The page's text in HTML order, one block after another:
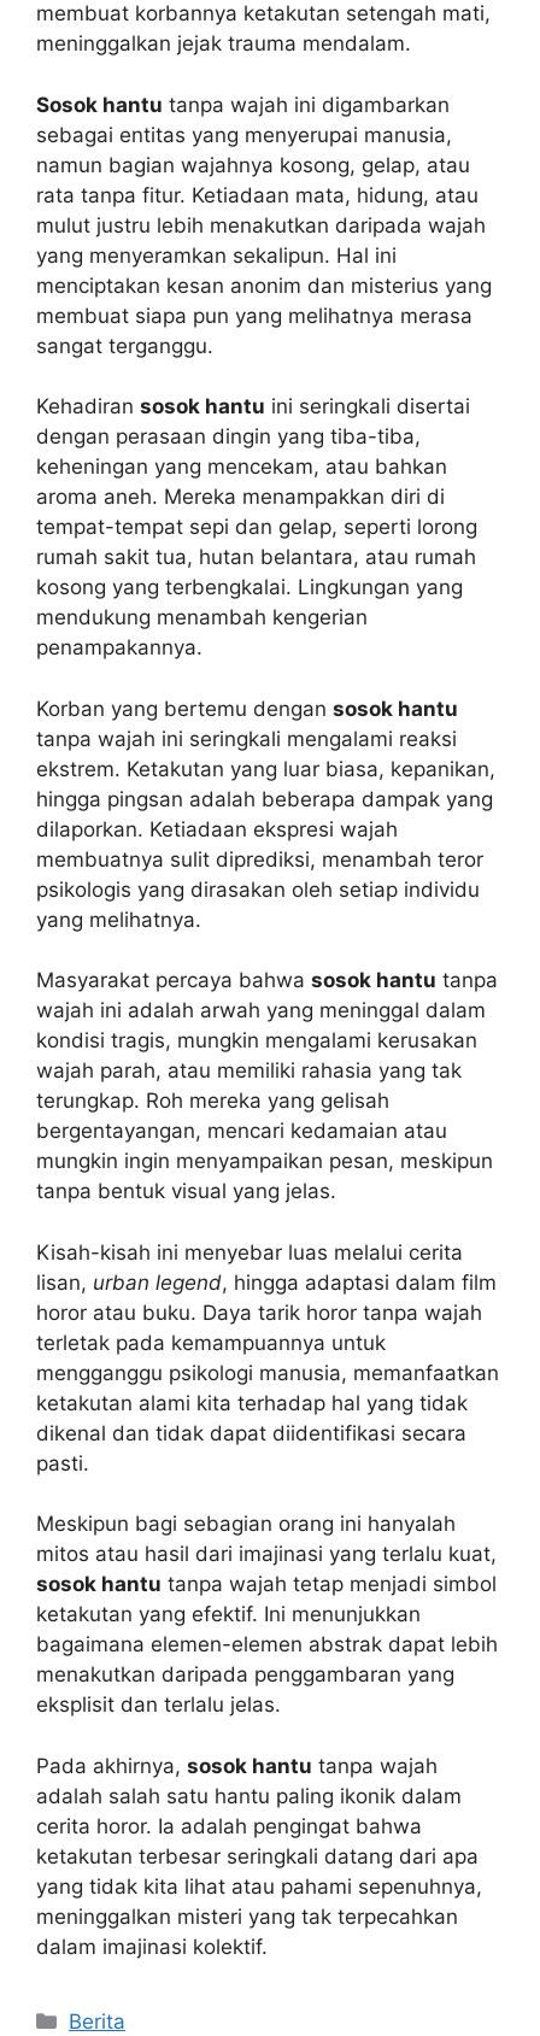
membuat korbannya ketakutan setengah mati,
meninggalkan jejak trauma mendalam.
Sosok hantu tanpa wajah ini digambarkan
sebagai entitas yang menyerupai manusia,
namun bagian wajahnya kosong, gelap, atau
rata tanpa fitur. Ketiadaan mata, hidung, atau
mulut justru lebih menakutkan daripada wajah
yang menyeramkan sekalipun. Hal ini
menciptakan kesan anonim dan misterius yang
membuat siapa pun yang melihatnya merasa
sangat terganggu.
Kehadiran sosok hantu ini seringkali disertai
dengan perasaan dingin yang tiba-tiba,
keheningan yang mencekam, atau bahkan
aroma aneh. Mereka menampakkan diri di
tempat-tempat sepi dan gelap, seperti lorong
rumah sakit tua, hutan belantara, atau rumah
kosong yang terbengkalai. Lingkungan yang
mendukung menambah kengerian
penampakannya.
Korban yang bertemu dengan sosok hantu
tanpa wajah ini seringkali mengalami reaksi
ekstrem. Ketakutan yang luar biasa, kepanikan,
hingga pingsan adalah beberapa dampak yang
dilaporkan. Ketiadaan ekspresi wajah
membuatnya sulit diprediksi, menambah teror
psikologis yang dirasakan oleh setiap individu
yang melihatnya.
Masyarakat percaya bahwa sosok hantu tanpa
wajah ini adalah arwah yang meninggal dalam
kondisi tragis, mungkin mengalami kerusakan
wajah parah, atau memiliki rahasia yang tak
terungkap. Roh mereka yang gelisah
bergentayangan, mencari kedamaian atau
mungkin ingin menyampaikan pesan, meskipun
tanpa bentuk visual yang jelas.
Kisah-kisah ini menyebar luas melalui cerita
lisan, urban legend, hingga adaptasi dalam film
horor atau buku. Daya tarik horor tanpa wajah
terletak pada kemampuannya untuk
mengganggu psikologi manusia, memanfaatkan
ketakutan alami kita terhadap hal yang tidak
dikenal dan tidak dapat diidentifikasi secara
pasti.
Meskipun bagi sebagian orang ini hanyalah
mitos atau hasil dari imajinasi yang terlalu kuat,
sosok hantu tanpa wajah tetap menjadi simbol
ketakutan yang efektif. Ini menunjukkan
bagaimana elemen-elemen abstrak dapat lebih
menakutkan daripada penggambaran yang
eksplisit dan terlalu jelas.
Pada akhirnya, sosok hantu tanpa wajah
adalah salah satu hantu paling ikonik dalam
cerita horor. Ia adalah pengingat bahwa
ketakutan terbesar seringkali datang dari apa
yang tidak kita lihat atau pahami sepenuhnya,
meninggalkan misteri yang tak terpecahkan
dalam imajinasi kolektif.
Kategori
Berita